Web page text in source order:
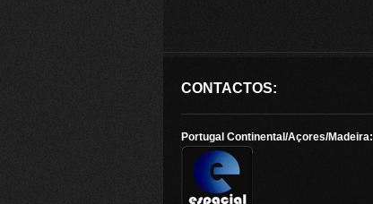
CONTACTOS:
Portugal Continental/Açores/Madeira: